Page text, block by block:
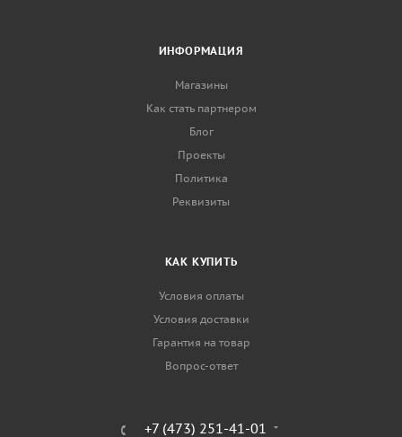
ИНФОРМАЦИЯ
Магазины
Как стать партнером
Блог
Проекты
Политика
Реквизиты
КАК КУПИТЬ
Условия оплаты
Условия доставки
Гарантия на товар
Вопрос-ответ
+7 (473) 251-41-01